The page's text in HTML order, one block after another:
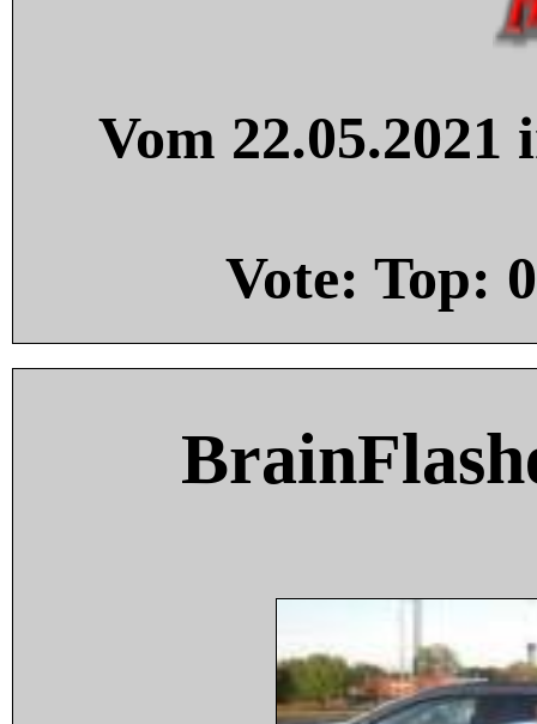
Vom
Vote: Top: 0